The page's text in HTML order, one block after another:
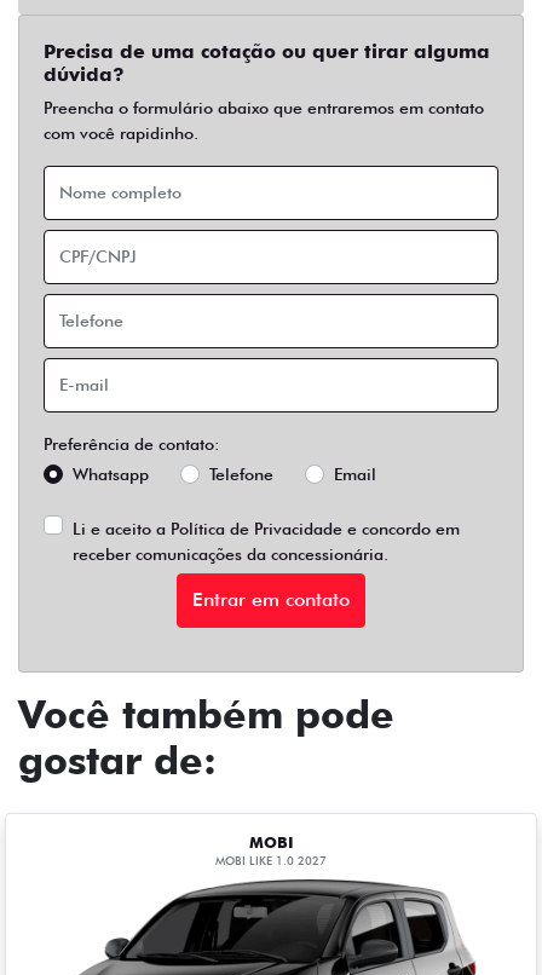
Precisa de uma cotação ou quer tirar alguma
dúvida?
Preencha o formulário abaixo que entraremos em contato
com você rapidinho.
Preferência de contato:
Whatsapp
Telefone Email
Li e aceito a Política de Privacidade e concordo em
receber comunicações da concessionária.
Entrar em contato
Você também pode
gostar de:
MOBI
MOBI LIKE 1.0 2027